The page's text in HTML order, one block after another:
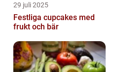
29 juli 2025
Festliga cupcakes med
frukt och bär